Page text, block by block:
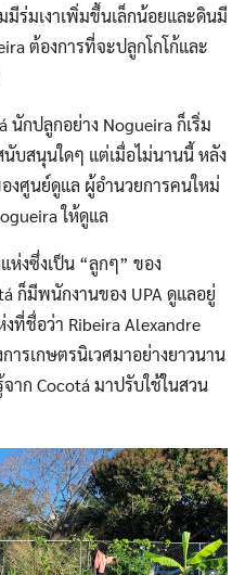
ร่มเงาเพิ่มขึ้นเล็กน้อยและดินมี
ต้องการที่จะปลูกโกโก้และ
นักปลูกอย่าง Nogueira ก็เริ่ม
นับสนุนใดๆ แต่เมื่อไม่นานนี้ หลัง
งศูนย์ดูแล ผู้อำนวยการคนใหม่
ให้ดูแล
งซึ่งเป็น “ลูกๆ” ของ
ก็มีพนักงานของ UPA ดูแลอยู่
ที่ชื่อว่า Ribeira Alexandre
ารเกษตรนิเวศมาอย่างยาวนาน
าก Cocotá มาปรับใช้ในสวน